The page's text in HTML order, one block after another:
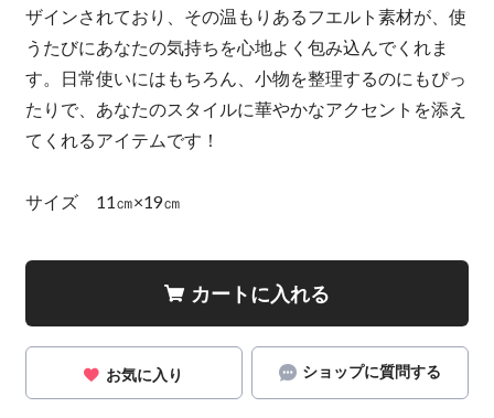
ザインされており、その温もりあるフエルト素材が、使
うたびにあなたの気持ちを心地よく包み込んでくれま
す。日常使いにはもちろん、小物を整理するのにもぴっ
たりで、あなたのスタイルに華やかなアクセントを添え
てくれるアイテムです！
サイズ 11㎝×19㎝
カートに入れる
お気に入り ショップに質問する